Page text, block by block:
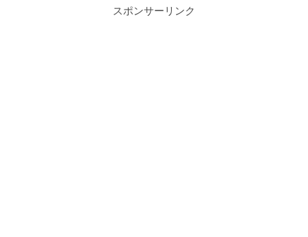
スポンサーリンク